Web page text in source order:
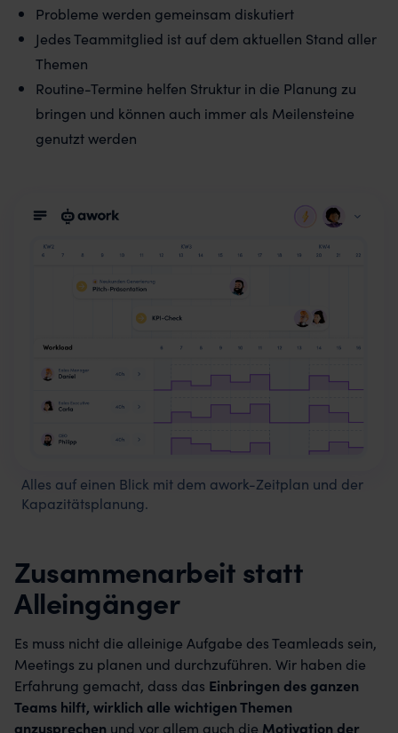
Probleme werden gemeinsam diskutiert
Jedes Teammitglied ist auf dem aktuellen Stand aller
Themen
Routine-Termine helfen Struktur in die Planung zu
bringen und können auch immer als Meilensteine
genutzt werden
Alles auf einen Blick mit dem awork-Zeitplan und der
Kapazitätsplanung.
Zusammenarbeit statt
Alleingänger
Es muss nicht die alleinige Aufgabe des Teamleads sein,
Meetings zu planen und durchzuführen. Wir haben die
Erfahrung gemacht, dass das Einbringen des ganzen
Teams hilft, wirklich alle wichtigen Themen
anzusprechen und vor allem auch die Motivation der